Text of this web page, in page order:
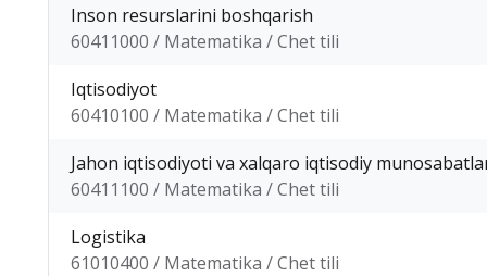
Inson resurslarini boshqarish
60411000 / Matematika / Chet tili
Iqtisodiyot
60410100 / Matematika / Chet tili
Jahon iqtisodiyoti va xalqaro iqtisodiy
60411100 / Matematika / Chet tili
Logistika
61010400 / Matematika / Chet tili